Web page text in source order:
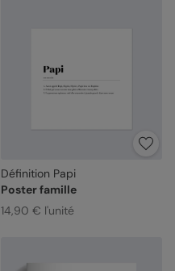
Définition Papi
Poster famille
14,90 € l'unité